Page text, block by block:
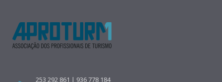
253 292 861 | 936 778 184